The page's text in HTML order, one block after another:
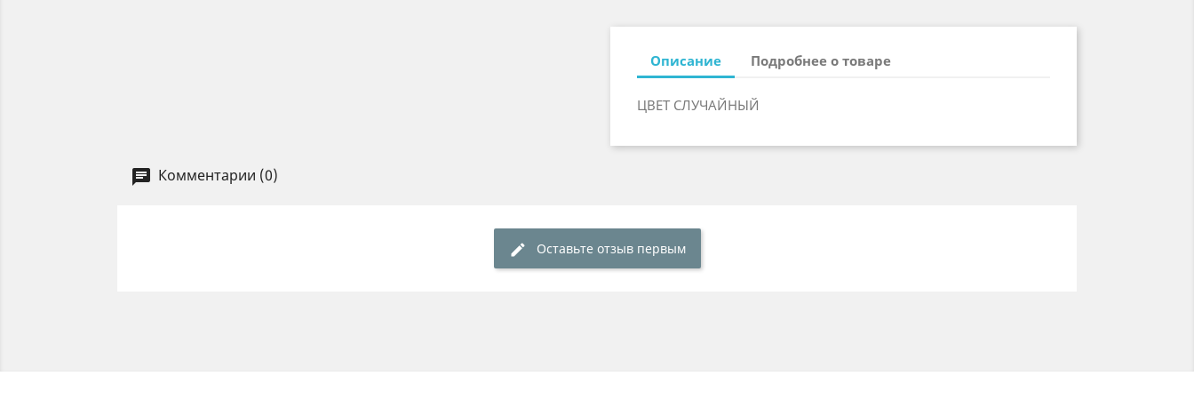
Описание Подробнее о товаре
ЦВЕТ СЛУЧАЙНЫЙ
Комментарии (0)
Оставьте отзыв первым